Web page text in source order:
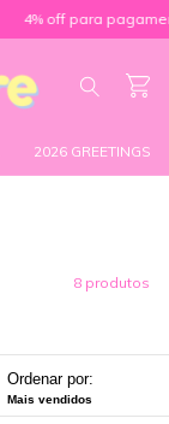
4% off para
2026 GREETINGS
8 produtos
Ordenar por:
Mais vendidos